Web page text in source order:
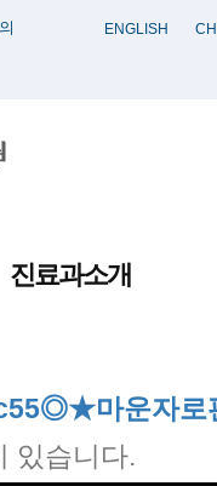
ENGLISH
진료과소개
마운자로
있습니다.